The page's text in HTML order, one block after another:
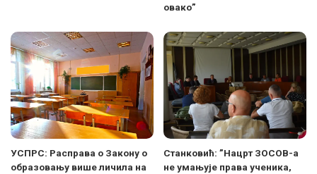
овако”
УСПРС: Расправа о Закону о
образовању више личила на
Станковић: ”Нацрт ЗОСОВ-а
не умањује права ученика,